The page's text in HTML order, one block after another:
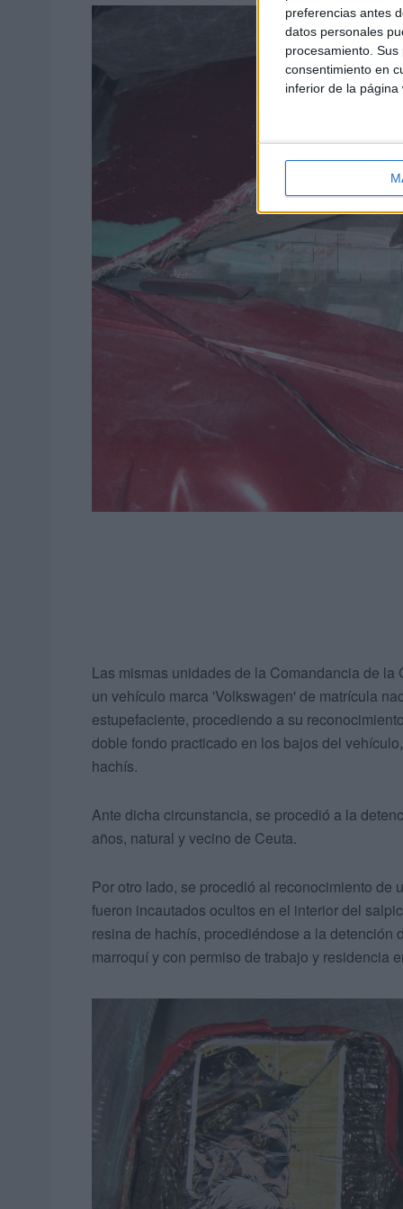
preferencias antes
datos personales
procesamiento.
consentimiento en
inferior de la página
Las mismas unidades de la Comandancia de
un vehículo marca 'Volkswagen' de matrícula
estupefaciente, procediendo a su
doble fondo practicado en los bajos del
hachís.
Ante dicha circunstancia, se procedió a la
años, natural y vecino de Ceuta.
Por otro lado, se procedió al reconocimiento
fueron incautados ocultos en el interior del
resina de hachís, procediéndose a la detención
marroquí y con permiso de trabajo y residencia